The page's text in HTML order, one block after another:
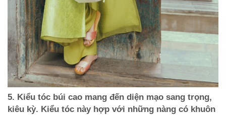
5. Kiểu tóc búi cao mang đến diện mạo sang trọng,
kiêu kỳ. Kiểu tóc này hợp với những nàng có khuôn